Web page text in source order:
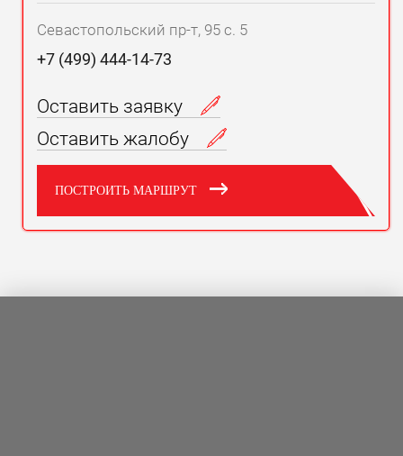
Севастопольский пр-т, 95 с. 5
+7 (499) 444-14-73
Оставить заявку
Оставить жалобу
ПОСТРОИТЬ МАРШРУТ